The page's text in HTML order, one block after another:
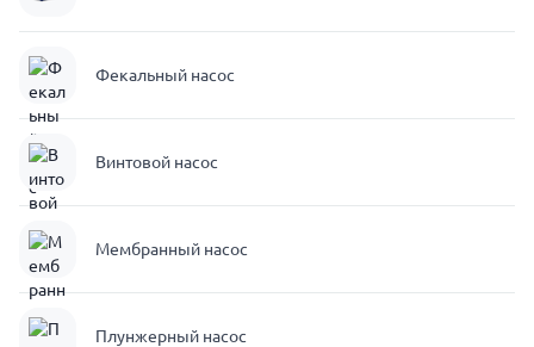
Фекальный насос
Винтовой насос
Мембранный насос
Плунжерный насос